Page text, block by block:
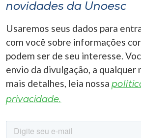
novidades da Unoesc
Usaremos seus dados para
com você sobre informações
podem ser de seu interesse.
envio da divulgação, a qualquer
mais detalhes, leia nossa
privacidade.